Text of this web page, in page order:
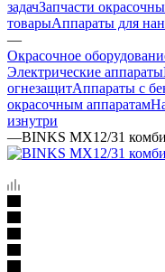
задачЗапчасти
товарыАппараты для
—
Окрасочное
Электрические аппараты
огнезащитАппараты с
окрасочным аппаратам
изнутри
—BINKS MX12/31